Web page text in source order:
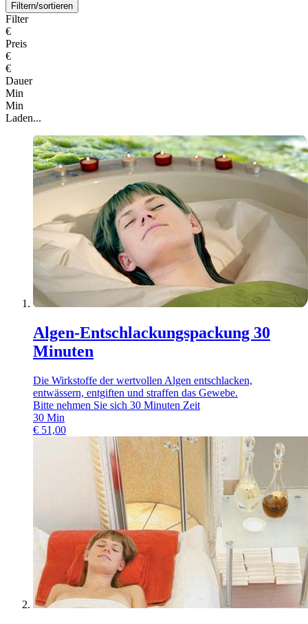
Filtern/sortieren
Filter
€
Preis
€
€
Dauer
Min
Min
Laden...
Algen-Entschlackungspackung 30
Minuten
Die Wirkstoffe der wertvollen Algen entschlacken,
entwässern, entgiften und straffen das Gewebe.
Bitte nehmen Sie sich 30 Minuten Zeit
30 Min
€ 51,00